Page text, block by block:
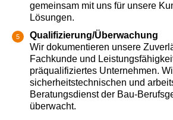
gemeinsam mit uns für unsere
Lösungen.
Qualifizierung/Überwachung
Wir dokumentieren unsere
Fachkunde und
präqualifiziertes Unternehmen.
sicherheitstechnischen und
Beratungsdienst der Bau-
überwacht.